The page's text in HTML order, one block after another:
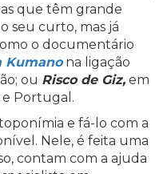
que têm grande
seu curto, mas já
o documentário
Kumanona ligação
ou Risco de Giz, em
e Portugal.
e fá-lo com a
Nele, é feita uma
contam com a ajuda